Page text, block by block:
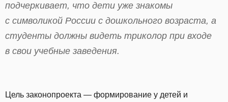
подчеркивает, что дети уже знакомы
с символикой России с дошкольного возраста, а
студенты должны видеть триколор при входе
в свои учебные заведения.
Цель законопроекта — формирование у детей и